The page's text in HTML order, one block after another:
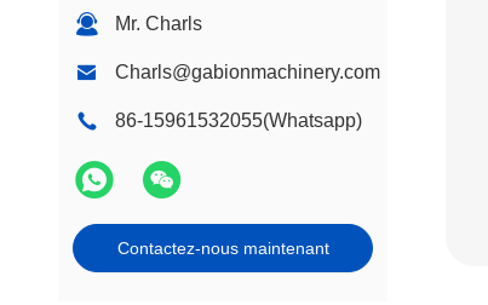
Mr. Charls
Charls@gabionmachinery.com
86-15961532055(Whatsapp)
Contactez-nous maintenant